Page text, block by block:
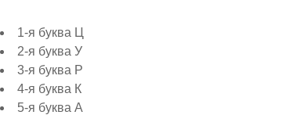
1-я буква Ц
2-я буква У
3-я буква Р
4-я буква К
5-я буква А